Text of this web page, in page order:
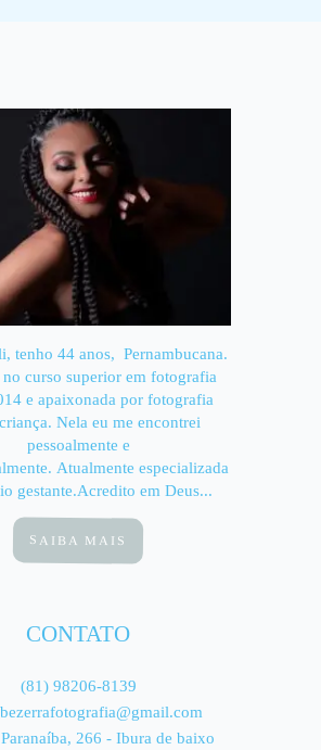
tenho 44 anos, Pernambucana.
no curso superior em fotografia
e apaixonada por fotografia
Nela eu me encontrei
pessoalmente e
Atualmente especializada
gestante.Acredito em Deus...
SAIBA MAIS
CONTATO
(81) 98206-8139
266 - Ibura de baixo